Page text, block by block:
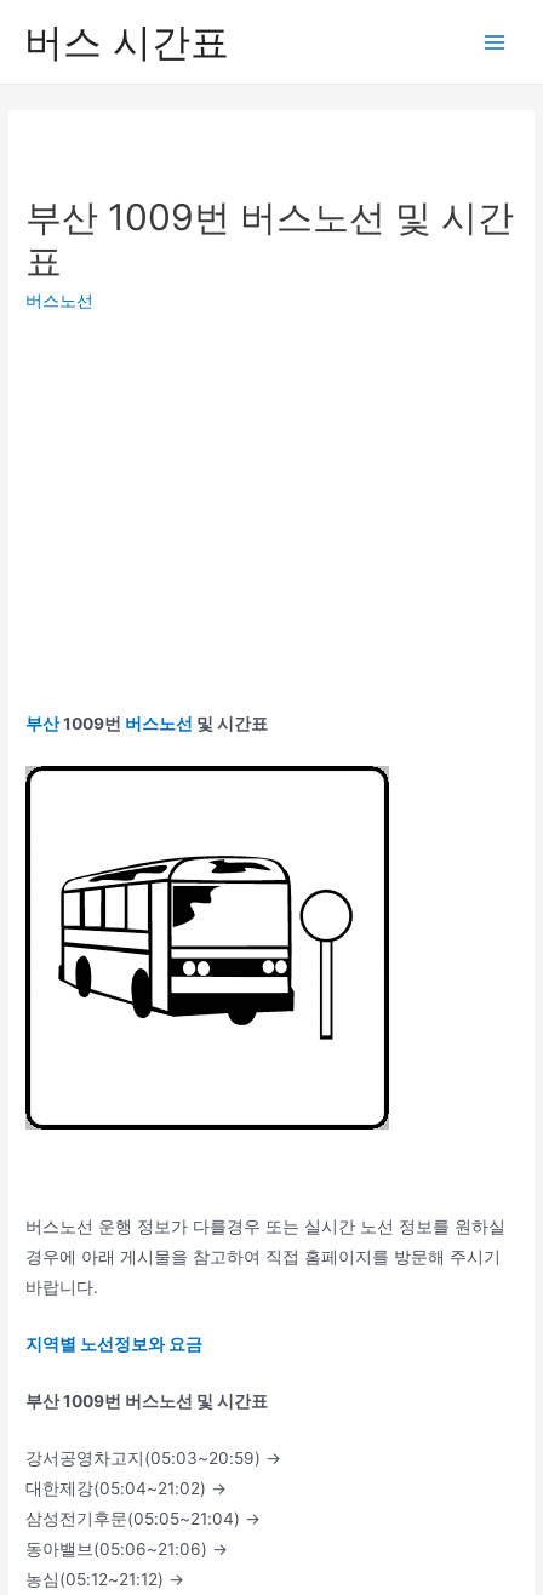
버스 시간표
부산 1009번 버스노선 및 시간
표
버스노선
부산1009번 버스노선 및 시간표
버스노선 운행 정보가 다를경우 또는 실시간 노선 정보를 원하실
경우에 아래 게시물을 참고하여 직접 홈페이지를 방문해 주시기
바랍니다.
지역별 노선정보와 요금
부산 1009번 버스노선 및 시간표
강서공영차고지(05:03~20:59) →
대한제강(05:04~21:02) →
삼성전기후문(05:05~21:04) →
동아밸브(05:06~21:06) →
농심(05:12~21:12) →